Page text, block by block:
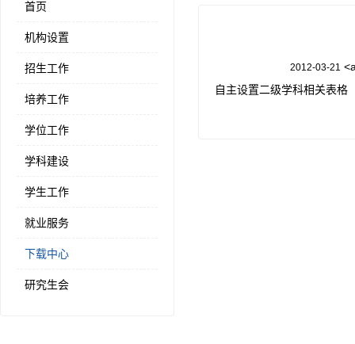
首页
机构设置
招生工作
培养工作
学位工作
学科建设
学生工作
就业服务
下载中心
研究生会
2012-03-21
自主设置二级学科相关表格